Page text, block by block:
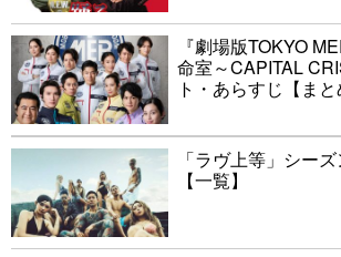
『劇場版TOKYO
命室～CAPITAL
ト・あらすじ【まと
「ラヴ上等」シー
【一覧】